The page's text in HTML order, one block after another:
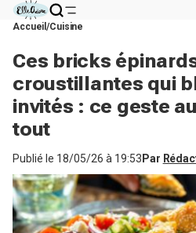
Accueil Cuisine
Ces bricks
croustillantes qui
invités : ce geste
tout
Publié le 18/05/26 à 19:53 Par